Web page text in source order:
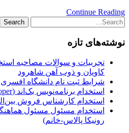
Continue Reading
نوشته‌های تازه
تجربیات و سوالات مصاحبه
کاویان و ذوب آهن شاهرود
شرایط ثبت نام دانشگاه افسری ارتش
استخدام برنامه‌نویس بک‌اند (Backend Developer-شیراز)
استخدام کارشناس فروش
استخدام مسئول مسئول
رونیکا پالاس-خانم)